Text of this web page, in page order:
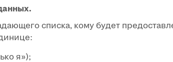
списка, кому будет
я»);